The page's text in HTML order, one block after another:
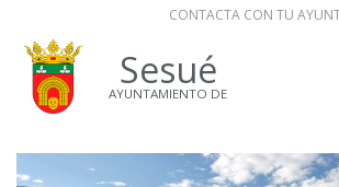
CONTACTA CON TU
Sesué
AYUNTAMIENTO DE